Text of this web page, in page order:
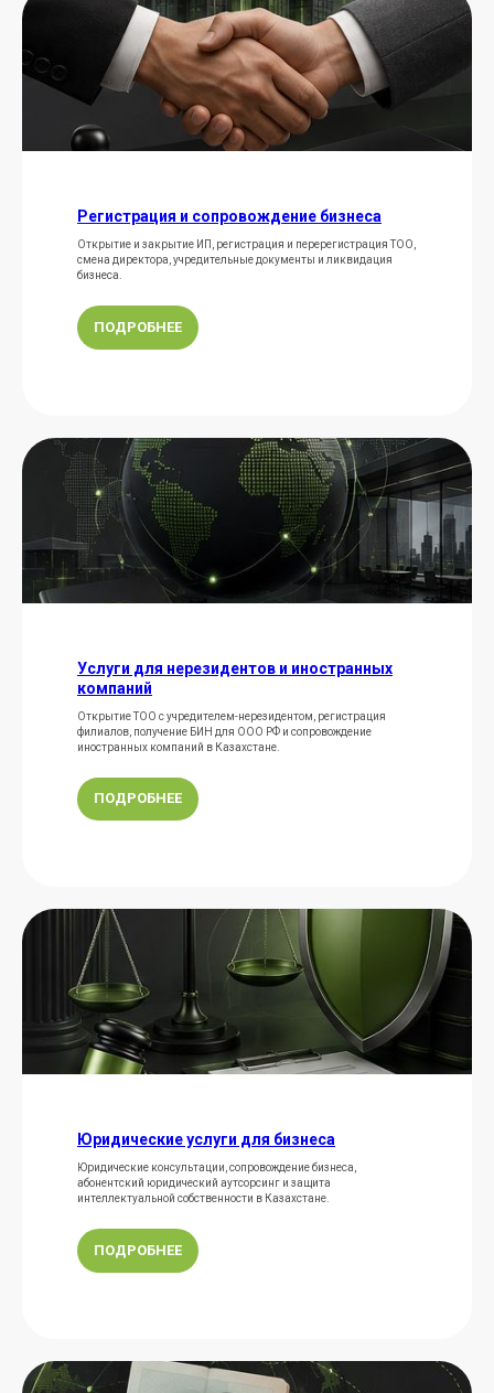
Регистрация и сопровождение бизнеса
Открытие и закрытие ИП, регистрация и перерегистрация ТОО,
смена директора, учредительные документы и ликвидация
бизнеса.
ПОДРОБНЕЕ
Услуги для нерезидентов и иностранных
компаний
Открытие ТОО с учредителем-нерезидентом, регистрация
филиалов, получение БИН для ООО РФ и сопровождение
иностранных компаний в Казахстане.
ПОДРОБНЕЕ
Юридические услуги для бизнеса
Юридические консультации, сопровождение бизнеса,
абонентский юридический аутсорсинг и защита
интеллектуальной собственности в Казахстане.
ПОДРОБНЕЕ